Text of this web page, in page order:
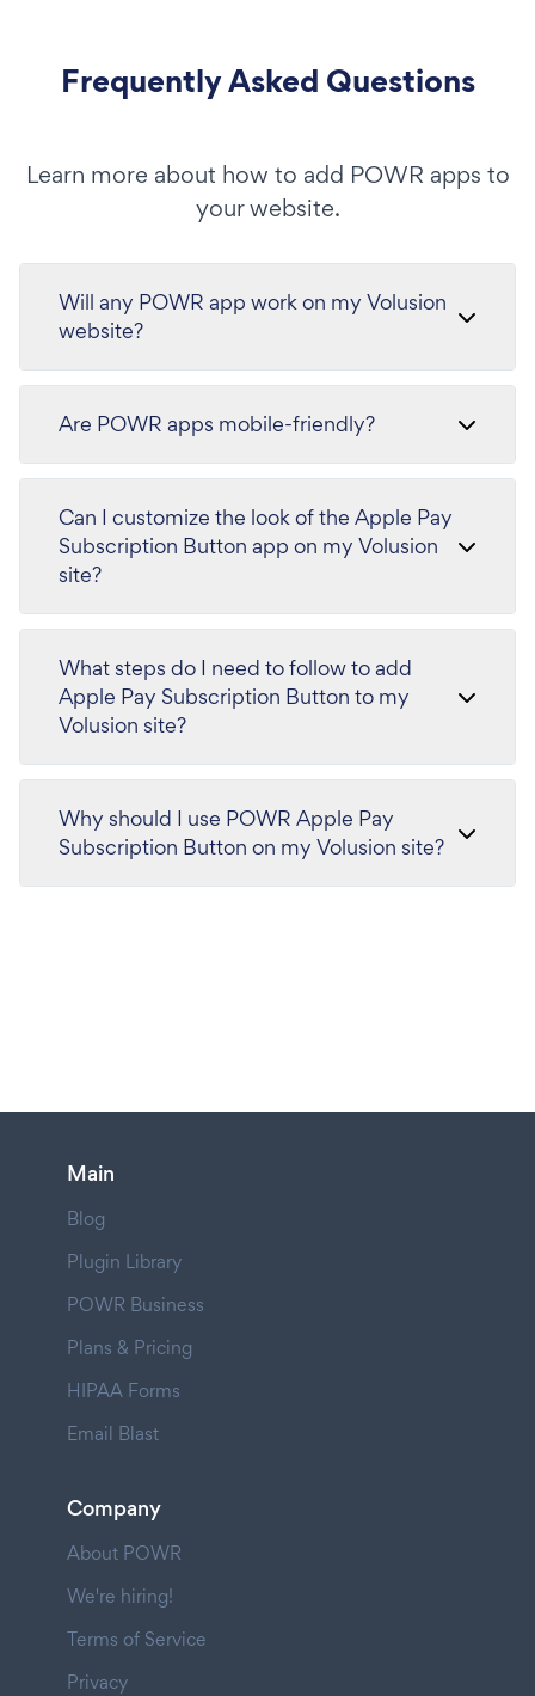
Frequently Asked Questions
Learn more about how to add POWR apps to
your website.
Will any POWR app work on my Volusion
website?
Are POWR apps mobile-friendly?
Can I customize the look of the Apple Pay
Subscription Button app on my Volusion
site?
What steps do I need to follow to add
Apple Pay Subscription Button to my
Volusion site?
Why should I use POWR Apple Pay
Subscription Button on my Volusion site?
Main
Blog
Plugin Library
POWR Business
Plans & Pricing
HIPAA Forms
Email Blast
Company
About POWR
We're hiring!
Terms of Service
Privacy